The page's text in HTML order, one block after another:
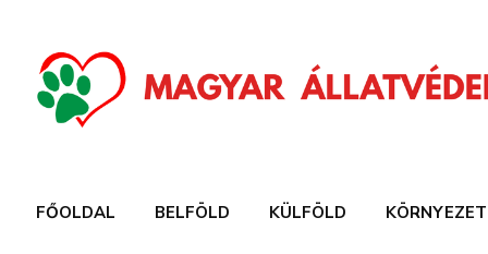
FŐOLDAL BELFÖLD KÜLFÖLD KÖRNYEZET